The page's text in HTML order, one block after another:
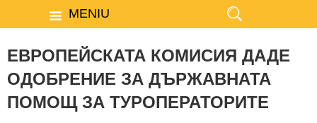
MENIU
ЕВРОПЕЙСКАТА КОМИСИЯ ДАДЕ
ОДОБРЕНИЕ ЗА ДЪРЖАВНАТА
ПОМОЩ ЗА ТУРОПЕРАТОРИТЕ